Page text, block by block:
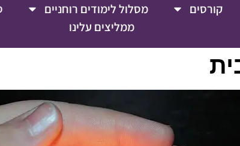
קורסים מסלול לימודים רוחניים
ממליצים עלינו